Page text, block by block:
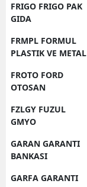
FRIGO FRIGO PAK
GIDA
FRMPL FORMUL
PLASTIK VE METAL
FROTO FORD
OTOSAN
FZLGY FUZUL
GMYO
GARAN GARANTI
BANKASI
GARFA GARANTI